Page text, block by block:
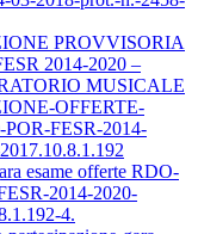
PROVVISORIA
2014-2020 –
MUSICALE
OFFERTE-
FESR-2014-
esame offerte RDO-
2014-2020-
4.